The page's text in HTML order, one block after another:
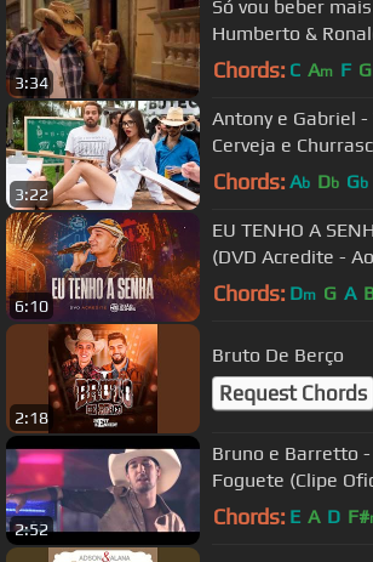
3:34
Só vou beber
Humberto &
Chords: C Am F G
3:22
Antony e Gabriel -
Cerveja e
Chords: Ab Db Gb
6:10
EU TENHO A
(DVD Acredite -
Chords: Dm G A
2:18
Bruto De Berço
Request Chords
2:52
Bruno e Barretto
Foguete (Clipe
Chords: E A D F#